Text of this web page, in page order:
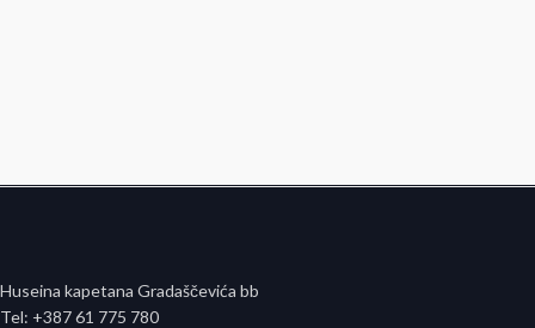
Huseina kapetana Gradaščevića bb
Tel: +387 61 775 780